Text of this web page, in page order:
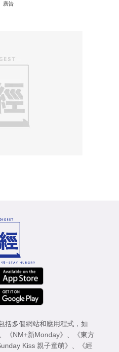
廣告
括多個網站和應用程式，如
、 《NM+新Monday》 、
《東方
Kiss 親子童萌》 、
《經